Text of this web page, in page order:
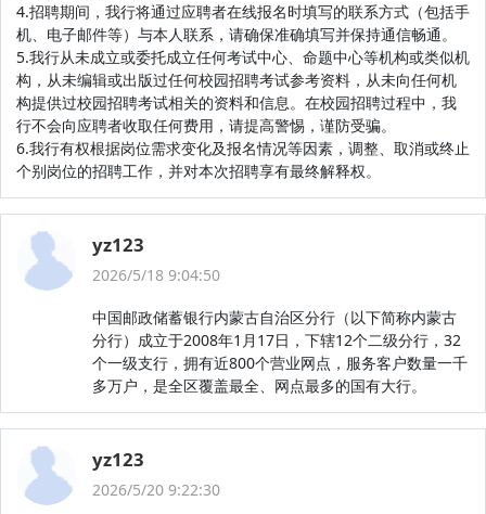
4.招聘期间，我行将通过应聘者在线报名时填写的联系方式（包括手
机、电子邮件等）与本人联系，请确保准确填写并保持通信畅通。
5.我行从未成立或委托成立任何考试中心、命题中心等机构或类似机
构，从未编辑或出版过任何校园招聘考试参考资料，从未向任何机
构提供过校园招聘考试相关的资料和信息。在校园招聘过程中，我
行不会向应聘者收取任何费用，请提高警惕，谨防受骗。
6.我行有权根据岗位需求变化及报名情况等因素，调整、取消或终止
个别岗位的招聘工作，并对本次招聘享有最终解释权。
yz123
2026/5/18 9:04:50
中国邮政储蓄银行内蒙古自治区分行（以下简称内蒙古
分行）成立于2008年1月17日，下辖12个二级分行，32
个一级支行，拥有近800个营业网点，服务客户数量一千
多万户，是全区覆盖最全、网点最多的国有大行。
yz123
2026/5/20 9:22:30